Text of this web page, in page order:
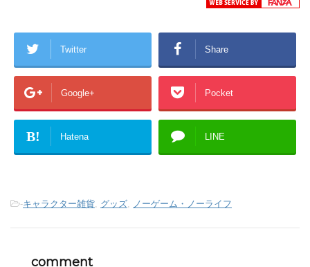
Twitter Share
Google+ Pocket
B! Hatena LINE
-キャラクター雑貨, グッズ, ノーゲーム・ノーライフ
comment